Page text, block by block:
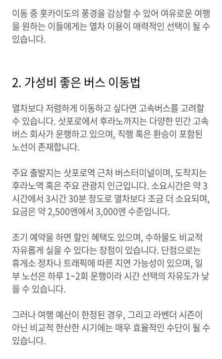
이동 중 홋카이도의 풍경을 감상할 수 있어 여유로운 여행
을 원하는 이들에게는 열차 이용이 매력적인 선택이 될 수
있습니다.
2. 가성비 좋은 버스 이동법
열차보다 저렴하게 이동하고 싶다면 고속버스를 고려할
수 있습니다. 삿포로에서 후라노까지는 다양한 민간 고속
버스 회사가 운행하고 있으며, 직행 혹은 환승이 포함된
노선이 존재합니다.
주요 출발지는 삿포로역 근처 버스터미널이며, 도착지는
후라노역 혹은 주요 관광지 인근입니다. 소요시간은 약 3
시간에서 3시간 30분 정도로 열차보다 조금 더 소요되며,
요금은 약 2,500엔에서 3,000엔 수준입니다.
조기 예약을 하면 할인 혜택도 있으며, 수하물도 비교적
자유롭게 실을 수 있다는 장점이 있습니다. 단점으로는
휴게소 정차나 트래픽에 따른 지연 가능성이 있으며, 일
부 노선은 하루 1~2회 운행이라 시간 선택의 자유도가 낮
을 수 있습니다.
그러나 여행 예산이 한정된 경우, 그리고 라벤더 시즌이
아닌 비교적 한산한 시기에는 매우 효율적인 수단이 될 수
있습니다.